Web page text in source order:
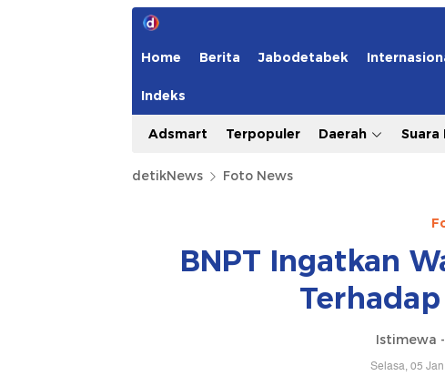
Home Berita Jabodetabek
Indeks
Adsmart Terpopuler Daerah Suara
detikNews Foto News
BNPT Ingatkan
Istimewa -
Selasa, 05